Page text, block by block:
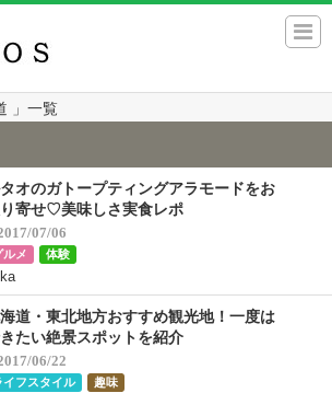
」一覧
オのガトープティングアラモードをお
寄せ♡美味しさ実食レポ
07/06
ルメ 体験
道・東北地方おすすめ観光地！一度は
たい絶景スポットを紹介
06/22
イフスタイル 趣味